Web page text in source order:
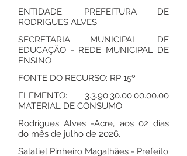
ENTIDADE: PREFEITURA DE
RODRIGUES ALVES
SECRETARIA MUNICIPAL DE
EDUCAÇÃO - REDE MUNICIPAL DE
ENSINO
FONTE DO RECURSO: RP 15º
ELEMENTO: 3.3.90.30.00.00.00.00
MATERIAL DE CONSUMO
Rodrigues Alves -Acre, aos 02 dias
do mês de julho de 2026.
Salatiel Pinheiro Magalhães - Prefeito